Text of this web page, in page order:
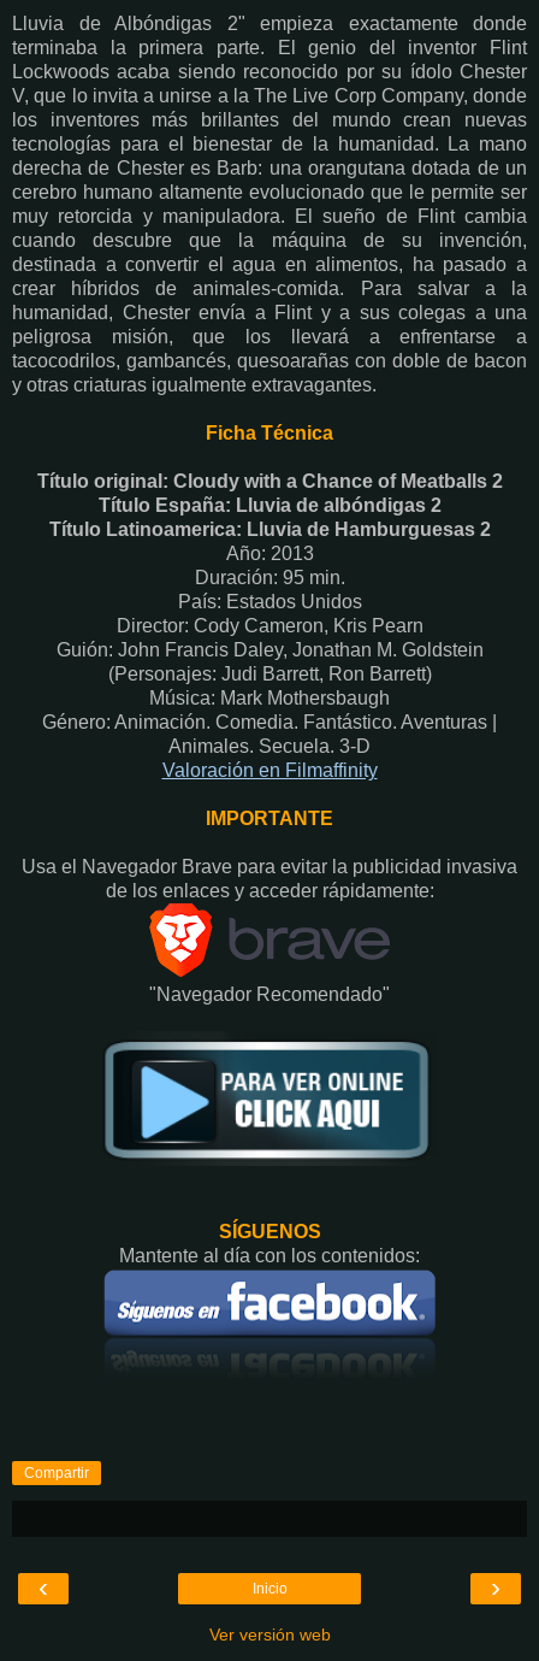
Lluvia de Albóndigas 2" empieza exactamente donde
terminaba la primera parte. El genio del inventor Flint
Lockwoods acaba siendo reconocido por su ídolo Chester
V, que lo invita a unirse a la The Live Corp Company, donde
los inventores más brillantes del mundo crean nuevas
tecnologías para el bienestar de la humanidad. La mano
derecha de Chester es Barb: una orangutana dotada de un
cerebro humano altamente evolucionado que le permite ser
muy retorcida y manipuladora. El sueño de Flint cambia
cuando descubre que la máquina de su invención,
destinada a convertir el agua en alimentos, ha pasado a
crear híbridos de animales-comida. Para salvar a la
humanidad, Chester envía a Flint y a sus colegas a una
peligrosa misión, que los llevará a enfrentarse a
tacocodrilos, gambancés, quesoarañas con doble de bacon
y otras criaturas igualmente extravagantes.
Ficha Técnica
Título original: Cloudy with a Chance of Meatballs 2
Título España: Lluvia de albóndigas 2
Título Latinoamerica: Lluvia de Hamburguesas 2
Año: 2013
Duración: 95 min.
País: Estados Unidos
Director: Cody Cameron, Kris Pearn
Guión: John Francis Daley, Jonathan M. Goldstein
(Personajes: Judi Barrett, Ron Barrett)
Música: Mark Mothersbaugh
Género: Animación. Comedia. Fantástico. Aventuras |
Animales. Secuela. 3-D
Valoración en Filmaffinity
IMPORTANTE
Usa el Navegador Brave para evitar la publicidad invasiva
de los enlaces y acceder rápidamente:​
"Navegador Recomendado"
SÍGUENOS
Mantente al día con los contenidos:
Compartir
‹ ›
Inicio
Ver versión web